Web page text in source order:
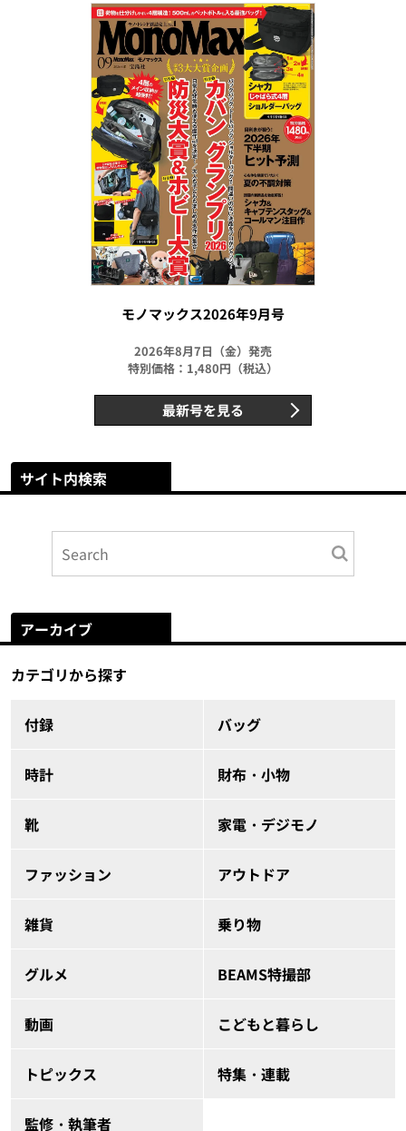
モノマックス2026年9月号
2026年8月7日（金）発売
特別価格：1,480円（税込）
最新号を見る
サイト内検索
アーカイブ
カテゴリから探す
付録 バッグ
時計 財布・小物
靴 家電・デジモノ
ファッション アウトドア
雑貨 乗り物
グルメ BEAMS特撮部
動画 こどもと暮らし
トピックス 特集・連載
監修・執筆者